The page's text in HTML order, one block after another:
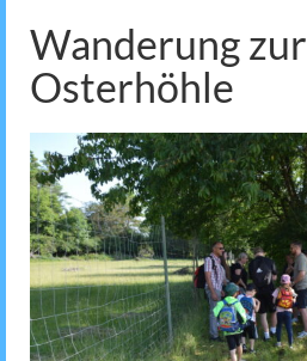
Wanderung zur
Osterhöhle